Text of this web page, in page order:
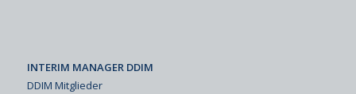
INTERIM MANAGER DDIM
DDIM Mitglieder